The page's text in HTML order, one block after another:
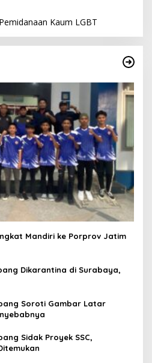
Kaum LGBT
Mandiri ke Porprov Jatim
Dikarantina di Surabaya,
Soroti Gambar Latar
Sidak Proyek SSC,